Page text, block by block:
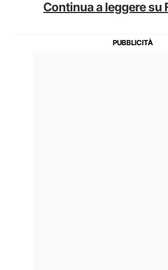
Continua a leggere su